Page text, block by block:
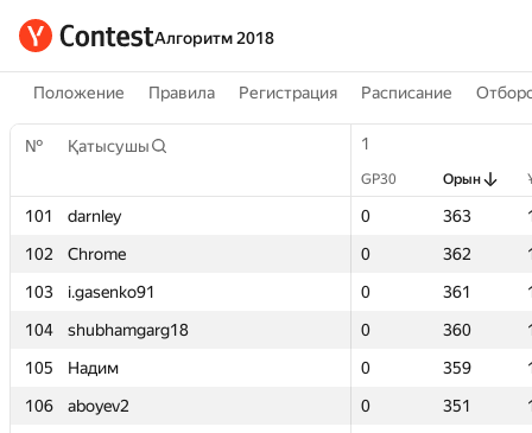
Алгоритм 2018
Положение Правила Регистрация Расписание
№ Қатысушы 1
GP30 Орын
101 darnley 0 363
102
Chrome 0 362
103
i.gasenko91 0 361
104
shubhamgarg18 0 360
105
Надим 0 359
106
aboyev2 0 351
№ Қатысушы 1
GP30 Орын
101 darnley 0 363
102
Chrome 0 362
103
i.gasenko91 0 361
104
shubhamgarg18 0 360
105
Надим 0 359
106
aboyev2 0 351